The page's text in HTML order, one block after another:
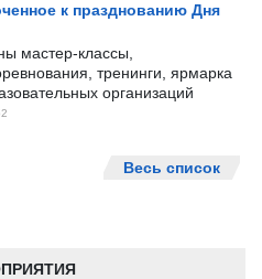
к празднованию Дня
мастер-классы,
тренинги, ярмарка
организаций
Весь список